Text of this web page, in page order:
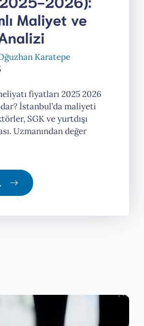
Maliyet ve
Karatepe
fiyatları 2025 2026
İstanbul’da maliyeti
SGK ve yurtdışı
Uzmanından değer